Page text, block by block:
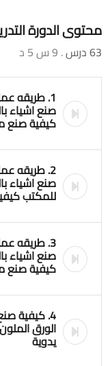
محتوى الدورة
63 درس . 9 س 5 د
1. طريقه
صنع اشياء
كيفية صنع
2. طريقه
صنع اشياء
للمكتب
3. طريقه
صنع اشياء
كيفية صنع
4. كيفية
الورق
يدوية